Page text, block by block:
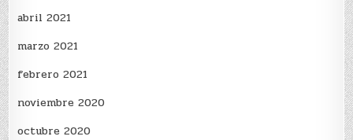
abril 2021
marzo 2021
febrero 2021
noviembre 2020
octubre 2020